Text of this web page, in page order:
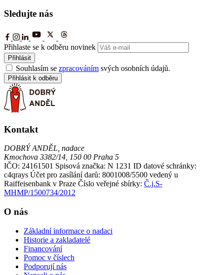
Sledujte nás
Přihlaste se k odběru novinek
Přihlásit
Souhlasím se zpracováním svých osobních údajů.
Přihlásit k odběru
Kontakt
DOBRÝ ANDĚL, nadace
Kmochova 3382/14, 150 00 Praha 5
IČO: 24161501 Spisová značka: N 1231 ID datové schránky:
c4qrays Účet pro zasílání darů: 8001008/5500 vedený u
Raiffeisenbank v Praze Číslo veřejné sbírky: Č.j.S-
MHMP/1500734/2012
O nás
Základní informace o nadaci
Historie a zakladatelé
Financování
Pomoc v číslech
Podporují nás